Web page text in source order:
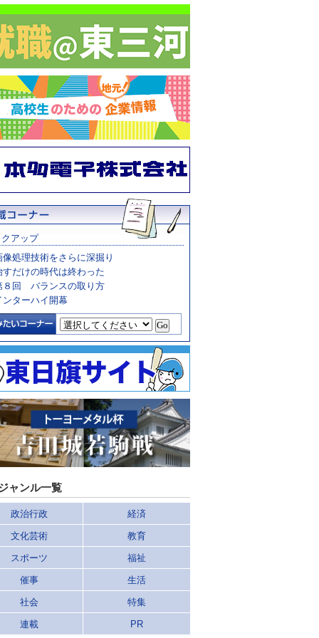
アップ
像処理技術をさらに深掘り
すだけの時代は終わった
８回 バランスの取り方
ンターハイ開幕
ャンル一覧
政治行政 経済
文化芸術 教育
スポーツ 福祉
催事 生活
社会 特集
連載 PR